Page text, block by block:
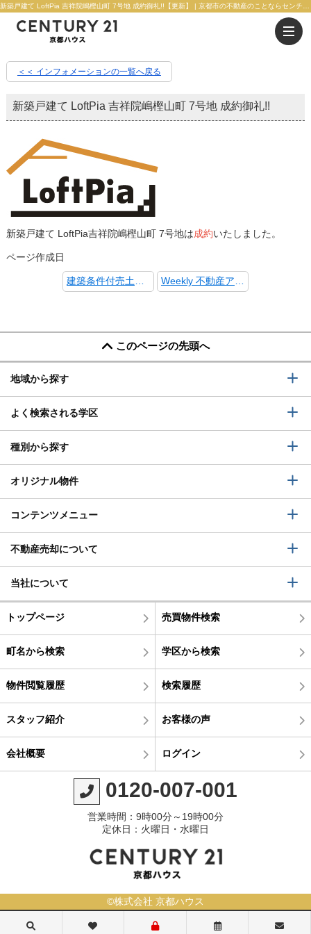
＜＜ インフォメーションの一覧へ戻る
新築戸建て LoftPia 吉祥院嶋樫山町 7号地 成約御礼!!
新築戸建て LoftPia吉祥院嶋樫山町 7号地は成約いたしました。
ページ作成日
このページの先頭へ
地域から探す
よく検索される学区
種別から探す
オリジナル物件
コンテンツメニュー
不動産売却について
当社について
トップページ 売買物件検索
町名から検索 学区から検索
物件閲覧履歴 検索履歴
スタッフ紹介 お客様の声
会社概要 ログイン
0120-007-001
営業時間：9時00分～19時00分
定休日：火曜日・水曜日
©株式会社 京都ハウス